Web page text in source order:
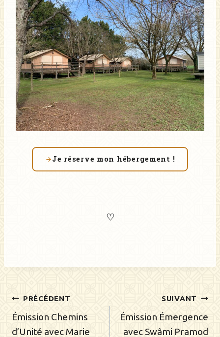
Je réserve mon hébergement !
♡
Navigation
de
PRÉCÉDENT
Émission Chemins
d’Unité avec Marie
SUIVANT
Émission Émergence
avec Swâmi Pramod